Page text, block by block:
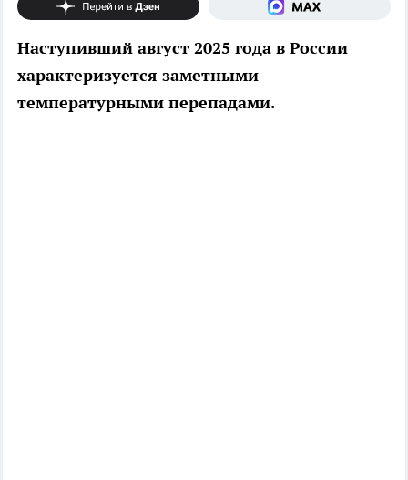
Наступивший август 2025 года в России
характеризуется заметными
температурными перепадами.